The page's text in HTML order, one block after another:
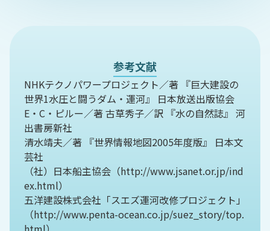
参考文献
NHKテクノパワープロジェクト／著 『巨大建設の
世界1水圧と闘うダム・運河』 日本放送出版協会
E・C・ピルー／著 古草秀子／訳 『水の自然誌』 河
出書房新社
清水靖夫／著 『世界情報地図2005年度版』 日本文
芸社
（社）日本船主協会（http://www.jsanet.or.jp/ind
ex.html）
五洋建設株式会社「スエズ運河改修プロジェクト」
（http://www.penta-ocean.co.jp/suez_story/top.